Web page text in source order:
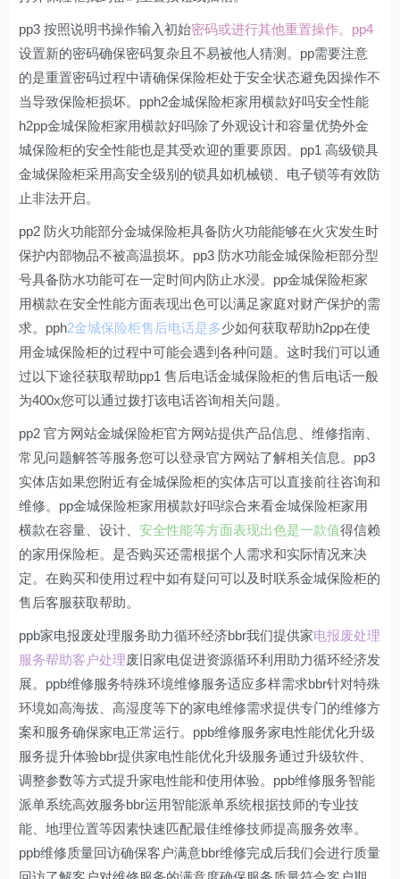
pp3 按照说明书操作输入初始密码或进行其他重置操作。pp4
设置新的密码确保密码复杂且不易被他人猜测。pp需要注意
的是重置密码过程中请确保保险柜处于安全状态避免因操作不
当导致保险柜损坏。pph2金城保险柜家用横款好吗安全性能
h2pp金城保险柜家用横款好吗除了外观设计和容量优势外金
城保险柜的安全性能也是其受欢迎的重要原因。pp1 高级锁具
金城保险柜采用高安全级别的锁具如机械锁、电子锁等有效防
止非法开启。
pp2 防火功能部分金城保险柜具备防火功能能够在火灾发生时
保护内部物品不被高温损坏。pp3 防水功能金城保险柜部分型
号具备防水功能可在一定时间内防止水浸。pp金城保险柜家
用横款在安全性能方面表现出色可以满足家庭对财产保护的需
求。pph2金城保险柜售后电话是多少如何获取帮助h2pp在使
用金城保险柜的过程中可能会遇到各种问题。这时我们可以通
过以下途径获取帮助pp1 售后电话金城保险柜的售后电话一般
为400x您可以通过拨打该电话咨询相关问题。
pp2 官方网站金城保险柜官方网站提供产品信息、维修指南、
常见问题解答等服务您可以登录官方网站了解相关信息。pp3
实体店如果您附近有金城保险柜的实体店可以直接前往咨询和
维修。pp金城保险柜家用横款好吗综合来看金城保险柜家用
横款在容量、设计、安全性能等方面表现出色是一款值得信赖
的家用保险柜。是否购买还需根据个人需求和实际情况来决
定。在购买和使用过程中如有疑问可以及时联系金城保险柜的
售后客服获取帮助。
ppb家电报废处理服务助力循环经济bbr我们提供家电报废处理
服务帮助客户处理废旧家电促进资源循环利用助力循环经济发
展。ppb维修服务特殊环境维修服务适应多样需求bbr针对特殊
环境如高海拔、高湿度等下的家电维修需求提供专门的维修方
案和服务确保家电正常运行。ppb维修服务家电性能优化升级
服务提升体验bbr提供家电性能优化升级服务通过升级软件、
调整参数等方式提升家电性能和使用体验。ppb维修服务智能
派单系统高效服务bbr运用智能派单系统根据技师的专业技
能、地理位置等因素快速匹配最佳维修技师提高服务效率。
ppb维修质量回访确保客户满意bbr维修完成后我们会进行质量